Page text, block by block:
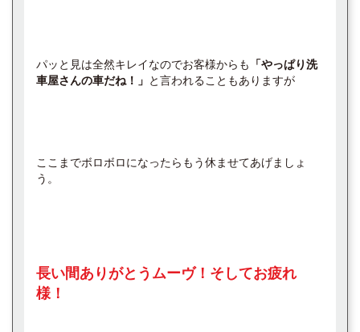
パッと見は全然キレイなのでお客様からも
「やっぱり洗
車屋さんの車だね！」 と言われることもありますが
ここまでボロボロになったらもう休ませてあげましょ
う。
長い間ありがとうムーヴ！そしてお疲れ
様！